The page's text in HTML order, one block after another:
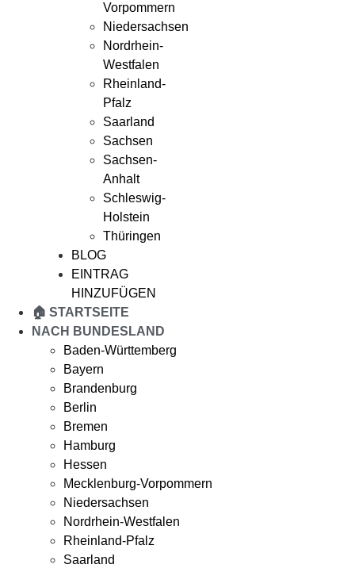
Vorpommern
Niedersachsen
Nordrhein-
Westfalen
Rheinland-
Pfalz
Saarland
Sachsen
Sachsen-
Anhalt
Schleswig-
Holstein
Thüringen
BLOG
EINTRAG
HINZUFÜGEN
🏠 STARTSEITE
NACH BUNDESLAND
Baden-Württemberg
Bayern
Brandenburg
Berlin
Bremen
Hamburg
Hessen
Mecklenburg-Vorpommern
Niedersachsen
Nordrhein-Westfalen
Rheinland-Pfalz
Saarland